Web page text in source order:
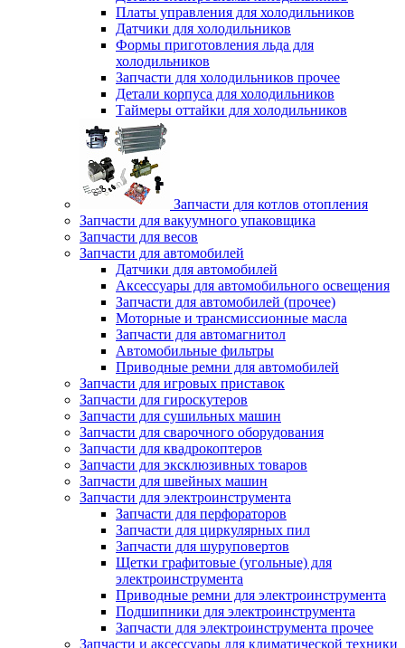
Платы управления для холодильников
Датчики для холодильников
Формы приготовления льда для
холодильников
Запчасти для холодильников прочее
Детали корпуса для холодильников
Таймеры оттайки для холодильников
Запчасти для котлов отопления
Запчасти для вакуумного упаковщика
Запчасти для весов
Запчасти для автомобилей
Датчики для автомобилей
Аксессуары для автомобильного освещения
Запчасти для автомобилей (прочее)
Моторные и трансмиссионные масла
Запчасти для автомагнитол
Автомобильные фильтры
Приводные ремни для автомобилей
Запчасти для игровых приставок
Запчасти для гироскутеров
Запчасти для сушильных машин
Запчасти для сварочного оборудования
Запчасти для квадрокоптеров
Запчасти для эксклюзивных товаров
Запчасти для швейных машин
Запчасти для электроинструмента
Запчасти для перфораторов
Запчасти для циркулярных пил
Запчасти для шуруповертов
Щетки графитовые (угольные) для
электроинструмента
Приводные ремни для электроинструмента
Подшипники для электроинструмента
Запчасти для электроинструмента прочее
Запчасти и аксессуары для климатической техники